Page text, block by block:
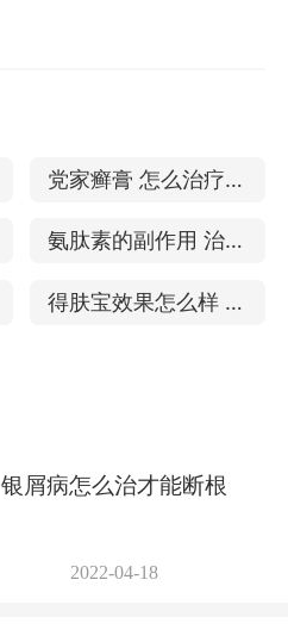
党家癣膏 怎么治疗牛
皮癣
氨肽素的副作用 治疗
牛皮癣吗
得肤宝效果怎么样 治
银屑病怎么治才能断根
2022-04-18